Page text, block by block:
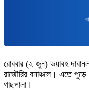
রোববার (২ জুন) ভয়াবহ দাবানল
রাজৌরির বনাঞ্চলে। এতে
গাছপালা।